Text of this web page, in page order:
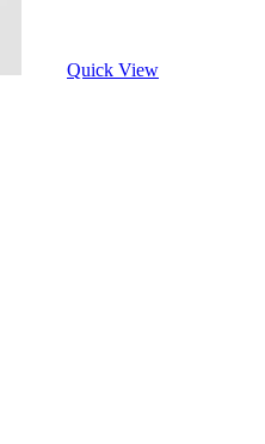
Quick View